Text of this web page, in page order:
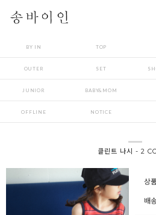
BY IN TOP
OUTER SET
JUNIOR BABY&MOM
OFFLINE NOTICE
클린트 나시 - 2
상
배